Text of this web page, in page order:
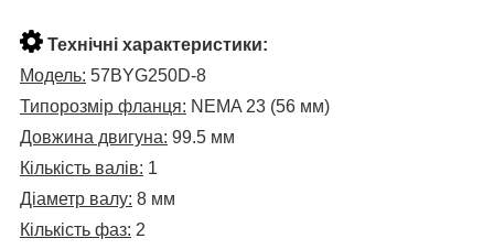
Технічні характеристики:
Модель: 57BYG250D-8
Типорозмір фланця: NEMA 23 (56 мм)
Довжина двигуна: 99.5 мм
Кількість валів: 1
Діаметр валу: 8 мм
Кількість фаз: 2